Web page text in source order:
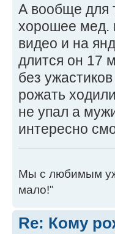
А вообще для
хорошее мед.
видео и на
длится он 17
без
рожать
не упал а
интересно
Мы с любимым
мало!"
Re: Кому